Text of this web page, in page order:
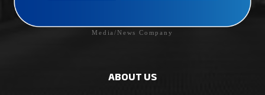
Media/News Company
ABOUT US